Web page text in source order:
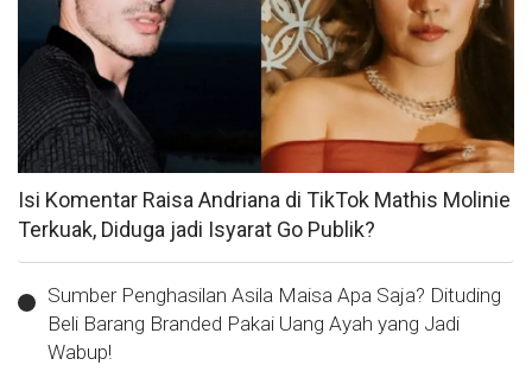
Isi Komentar Raisa Andriana di TikTok Mathis Molinie
Terkuak, Diduga jadi Isyarat Go Publik?
Sumber Penghasilan Asila Maisa Apa Saja? Dituding
Beli Barang Branded Pakai Uang Ayah yang Jadi
Wabup!